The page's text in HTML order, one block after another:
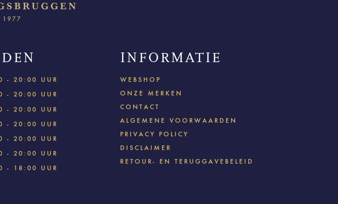
- 20:00 UUR
- 20:00 UUR
- 20:00 UUR
- 20:00 UUR
- 20:00 UUR
- 20:00 UUR
- 18:00 UUR
INFORMATIE
WEBSHOP
ONZE MERKEN
CONTACT
ALGEMENE VOORWAARDEN
PRIVACY POLICY
DISCLAIMER
RETOUR- EN TERUGGAVEBELEID